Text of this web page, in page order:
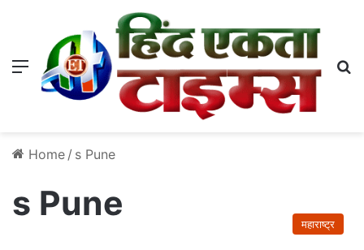
Menu
Home / s Pune
s Pune
महाराष्ट्र